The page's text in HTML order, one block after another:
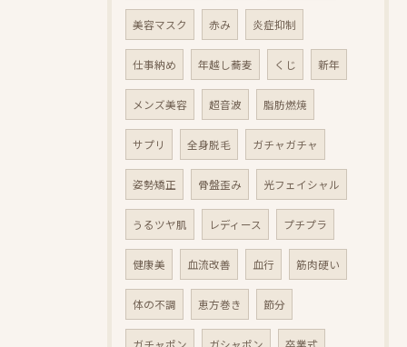
美容マスク 赤み 炎症抑制
仕事納め 年越し蕎麦 くじ 新年
メンズ美容 超音波 脂肪燃焼
サプリ 全身脱毛 ガチャガチャ
姿勢矯正 骨盤歪み 光フェイシャル
うるツヤ肌 レディース プチプラ
健康美 血流改善 血行 筋肉硬い
体の不調 恵方巻き 節分